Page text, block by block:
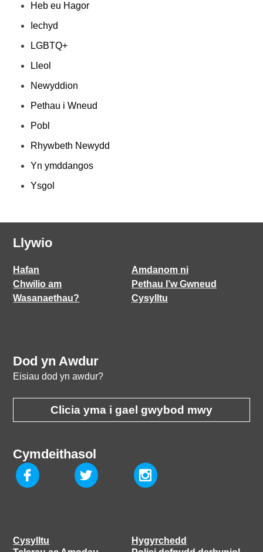
Heb eu Hagor
Iechyd
LGBTQ+
Lleol
Newyddion
Pethau i Wneud
Pobl
Rhywbeth Newydd
Yn ymddangos
Ysgol
Llywio
Hafan
Amdanom ni
Chwilio am
Wasanaethau?
Pethau I’w Gwneud
Cysylltu
Dod yn Awdur
Eisiau dod yn awdur?
Clicia yma i gael gwybod mwy
Cymdeithasol
Cysylltu
Hygyrchedd